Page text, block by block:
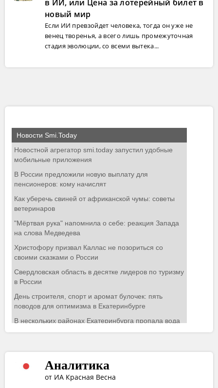
в ИИ, или Цена за лотерейный билет в
новый мир
Если ИИ превзойдет человека, тогда он уже не
венец творенья, а всего лишь промежуточная
стадия эволюции, со всеми вытека...
Аналитика
от ИА Красная Весна